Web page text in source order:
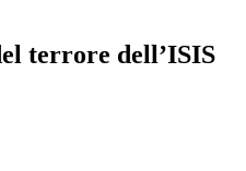
terrore dell’ISIS